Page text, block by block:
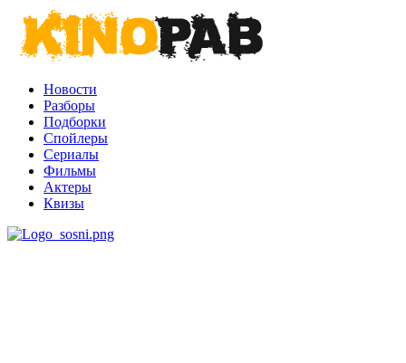
Новости
Разборы
Подборки
Спойлеры
Сериалы
Фильмы
Актеры
Квизы